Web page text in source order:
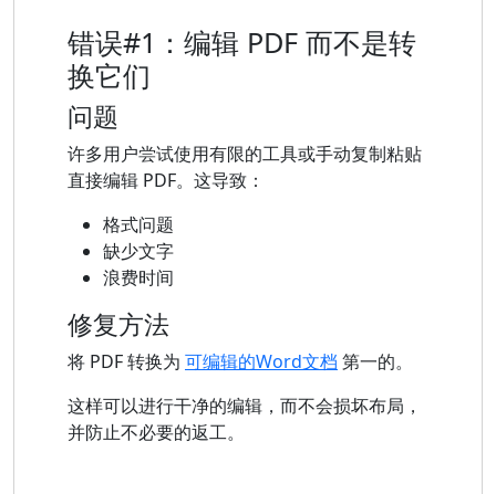
错误#1：编辑 PDF 而不是转
换它们
问题
许多用户尝试使用有限的工具或手动复制粘贴
直接编辑 PDF。这导致：
格式问题
缺少文字
浪费时间
修复方法
将 PDF 转换为 可编辑的Word文档 第一的。
这样可以进行干净的编辑，而不会损坏布局，
并防止不必要的返工。